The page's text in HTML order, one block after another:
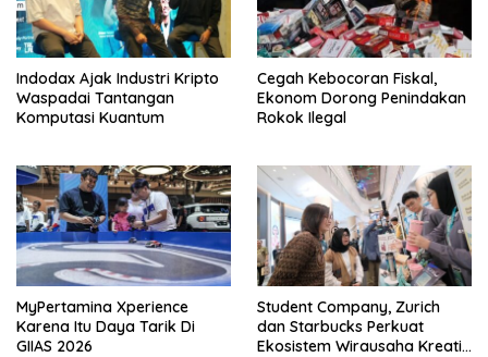
Indodax Ajak Industri Kripto
Waspadai Tantangan
Komputasi Kuantum
Cegah Kebocoran Fiskal,
Ekonom Dorong Penindakan
Rokok Ilegal
MyPertamina Xperience
Karena Itu Daya Tarik Di
GIIAS 2026
Student Company, Zurich
dan Starbucks Perkuat
Ekosistem Wirausaha Kreatif